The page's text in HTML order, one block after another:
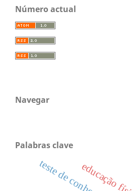
Número actual
Navegar
Palabras clave